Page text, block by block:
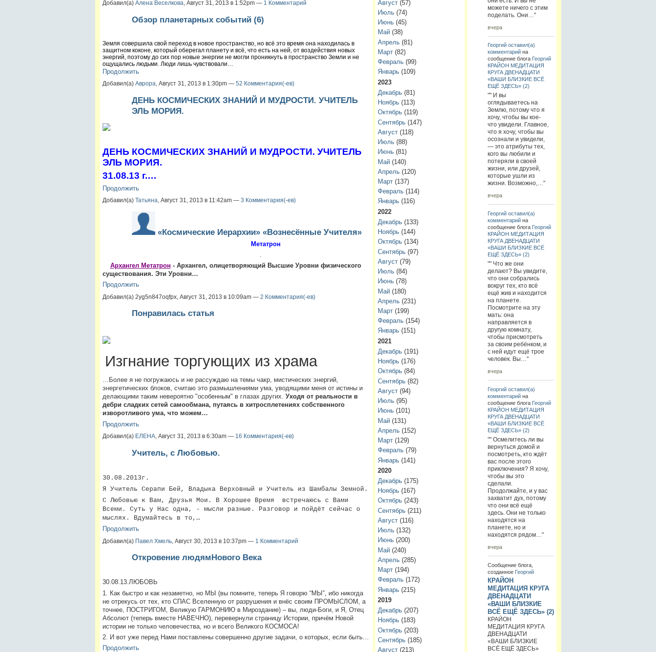
Добавил(а) Алена Веселкова, Август 31, 2013 в 1:52pm — 1 Комментарий
Обзор планетарных событий (6)
Земля совершила свой переход в новое пространство, но всё это время она находилась в
защитном коконе, который оберегал планету и всё, что есть на ней, от воздействия новых
энергий, поэтому до сих пор новые энергии не могли проникнуть в пространство Земли и не
ощущались людьми. Люди лишь чувствовали…
Продолжить
Добавил(а) Аврора, Август 31, 2013 в 1:30pm — 52 Комментария(-ев)
ДЕНЬ КОСМИЧЕСКИХ ЗНАНИЙ И МУДРОСТИ. УЧИТЕЛЬ
ЭЛЬ МОРИЯ.
ДЕНЬ КОСМИЧЕСКИХ ЗНАНИЙ И МУДРОСТИ. УЧИТЕЛЬ
ЭЛЬ МОРИЯ.
31.08.13 г.…
Продолжить
Добавил(а) Татьяна, Август 31, 2013 в 11:42am — 3 Комментария(-ев)
«Космические Иерархии» «Вознесённые Учителя»
Метатрон
Архангел Метатрон - Архангел, олицетворяющий Высшие Уровни физического
существования. Эти Уровни…
Продолжить
Добавил(а) 2yg5n847oqfpx, Август 31, 2013 в 10:09am — 2 Комментария(-ев)
Понравилась статья
Изгнание торгующих из храма
…Более я не погружаюсь и не рассуждаю на темы чакр, мистических энергий,
энергетических блоков, считаю это размышлениями ума, уводящими меня от истины и
делающими таким невероятно "особенным" в глазах других. Уходя от реальности в
дебри сладких сетей самообмана, путаясь в хитросплетениях собственного
изворотливого ума, что можем…
Продолжить
Добавил(а) ЕЛЕНА, Август 31, 2013 в 6:30am — 16 Комментария(-ев)
Учитель, с Любовью.
30.08.2013г.
Я Учитель Серапи Бей, Владыка Верховный и Учитель из Шамбалы Земной.
С Любовью к Вам, Друзья Мои. В Хорошее Время
встречаюсь с Вами
Всеми. Суть у Нас одна, - мысли разные. Разговор и пойдёт сейчас о
мыслях. Вдумайтесь в то,…
Продолжить
Добавил(а) Павел Хмель, Август 30, 2013 в 10:37pm — 1 Комментарий
Откровение людямНового Века
30.08.13.ЛЮБОВЬ
1. Как быстро и как незаметно, но МЫ (вы помните, теперь Я говорю “МЫ”, ибо никогда
не отрекусь от тех, кто СПАС Вселенную от разрушения и внёс своим ПРОМЫСЛОМ, а
точнее, ПОСТРИГОМ, Великую ГАРМОНИЮ в Мироздание) – вы, люди-Боги, и Я, Отец
Абсолют (теперь вместе НАВЕЧНО), перевернули страницу Истории, причём Новой
истории не только человечества, но и всего Великого КОСМОСА!
2. И вот уже перед Нами поставлены совершенно другие задачи, о которых, если быть…
Продолжить
Август(57)
Июль(74)
Июнь(45)
Май(38)
Апрель(81)
Март(82)
Февраль(99)
Январь(109)
2023
Декабрь(81)
Ноябрь(113)
Октябрь(119)
Сентябрь(147)
Август(118)
Июль(88)
Июнь(81)
Май(140)
Апрель(120)
Март(137)
Февраль(114)
Январь(116)
2022
Декабрь(133)
Ноябрь(144)
Октябрь(134)
Сентябрь(97)
Август(79)
Июль(84)
Июнь(78)
Май(180)
Апрель(231)
Март(199)
Февраль(154)
Январь(151)
2021
Декабрь(191)
Ноябрь(176)
Октябрь(84)
Сентябрь(82)
Август(94)
Июль(95)
Июнь(101)
Май(131)
Апрель(152)
Март(129)
Февраль(79)
Январь(141)
2020
Декабрь(175)
Ноябрь(167)
Октябрь(243)
Сентябрь(211)
Август(116)
Июль(132)
Июнь(200)
Май(240)
Апрель(285)
Март(194)
Февраль(172)
Январь(215)
2019
Декабрь(207)
Ноябрь(183)
Октябрь(203)
Сентябрь(185)
Август(213)
можете ничего с этим
поделать. Они…"
вчера
Георгий оставил(а)
комментарийна
сообщение блога Георгий
КРАЙОН МЕДИТАЦИЯ
КРУГА ДВЕНАДЦАТИ
«ВАШИ БЛИЗКИЕ ВСЁ
ЕЩЁ ЗДЕСЬ» (2)
"" И вы
оглядываетесь на
Землю, потому что я
хочу, чтобы вы кое-
что увидели. Главное,
что я хочу, чтобы вы
осознали и увидели,
— это атрибуты тех,
кого вы любили и
потеряли в своей
жизни, или друзей,
которые ушли из
жизни. Возможно,…"
вчера
Георгий оставил(а)
комментарийна
сообщение блога Георгий
КРАЙОН МЕДИТАЦИЯ
КРУГА ДВЕНАДЦАТИ
«ВАШИ БЛИЗКИЕ ВСЁ
ЕЩЁ ЗДЕСЬ» (2)
"" Что же они
делают? Вы увидите,
что они собрались
вокруг тех, кто всё
ещё жив и находится
на планете.
Посмотрите на эту
мать: она
направляется в
другую комнату,
чтобы присмотреть
за своим ребёнком, и
с ней идут ещё трое
человек. Вы…"
вчера
Георгий оставил(а)
комментарийна
сообщение блога Георгий
КРАЙОН МЕДИТАЦИЯ
КРУГА ДВЕНАДЦАТИ
«ВАШИ БЛИЗКИЕ ВСЁ
ЕЩЁ ЗДЕСЬ» (2)
"" Осмелитесь ли вы
вернуться домой и
посмотреть, кто ждёт
вас после этого
приключения? Я хочу,
чтобы вы это
сделали.
Продолжайте, и у вас
захватит дух, потому
что они всё ещё
здесь. Они не только
находятся на
планете, но и
находятся рядом…"
вчера
Сообщение блога,
созданное Георгий
КРАЙОН
МЕДИТАЦИЯ КРУГА
ДВЕНАДЦАТИ
«ВАШИ БЛИЗКИЕ
ВСЁ ЕЩЁ ЗДЕСЬ» (2)
КРАЙОН
МЕДИТАЦИЯ КРУГА
ДВЕНАДЦАТИ
«ВАШИ БЛИЗКИЕ
ВСЁ ЕЩЁ ЗДЕСЬ»